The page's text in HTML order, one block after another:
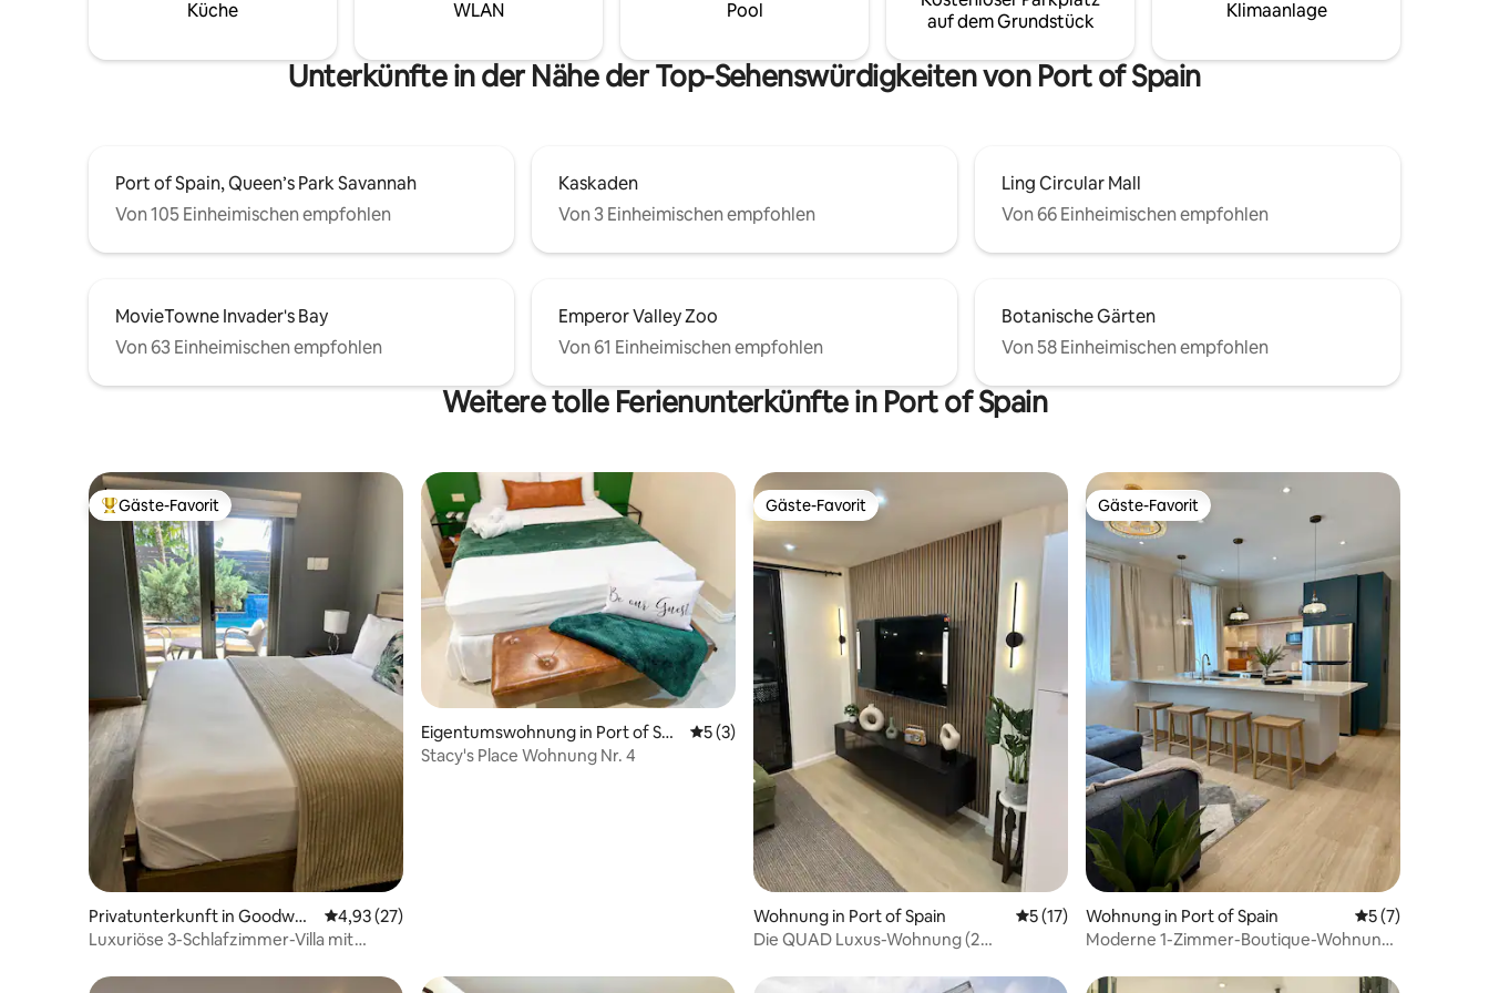
entfernt. Zu Fuß erreichbar sind viele
Restaurants, Cafés, Apotheken und ein
und lebendigen Einkaufszentren.
Küche WLAN Pool
auf dem Grundstück
Klimaanlage
Unterkünfte in der Nähe der Top-Sehenswürdigkeiten von Port of Spain
Port of Spain, Queen’s Park Savannah
Von 105 Einheimischen empfohlen
Kaskaden
Von 3 Einheimischen empfohlen
Ling Circular Mall
Von 66 Einheimischen empfohlen
MovieTowne Invader's Bay
Von 63 Einheimischen empfohlen
Emperor Valley Zoo
Von 61 Einheimischen empfohlen
Botanische Gärten
Von 58 Einheimischen empfohlen
Weitere tolle Ferienunterkünfte in Port of Spain
Beliebter Gäste-Favorit.
Gäste-Favorit
Privatunterkunft in Goodwoo
d Park Extension
Durchschnittliche Bewertung: 4,93 von 5, 27 Bewertungen
4,93 (27)
Luxuriöse 3-Schlafzimmer-Villa mit
Eigentumswohnung in Port of Spa
in
Durchschnittliche Bewertung: 5 von 5, 3 Bewertungen
5 (3)
Stacy's Place Wohnung Nr. 4
Gäste-Favorit
Gäste-Favorit
Wohnung in Port of Spain Durchschnittliche Bewertung: 5 von 5, 17 Bewertungen
5 (17)
Die QUAD Luxus-Wohnung (2
Gäste-Favorit
Gäste-Favorit
Wohnung in Port of Spain
5 (7)
Moderne 1-Zimmer-Boutique-Wohnung |